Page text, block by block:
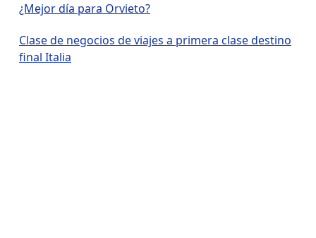
¿Mejor día para Orvieto?
Clase de negocios de viajes a primera clase destino
final Italia